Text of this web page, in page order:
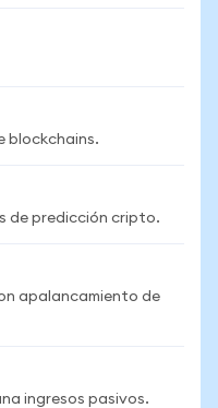
blockchains.
de predicción cripto.
apalancamiento de
ingresos pasivos.